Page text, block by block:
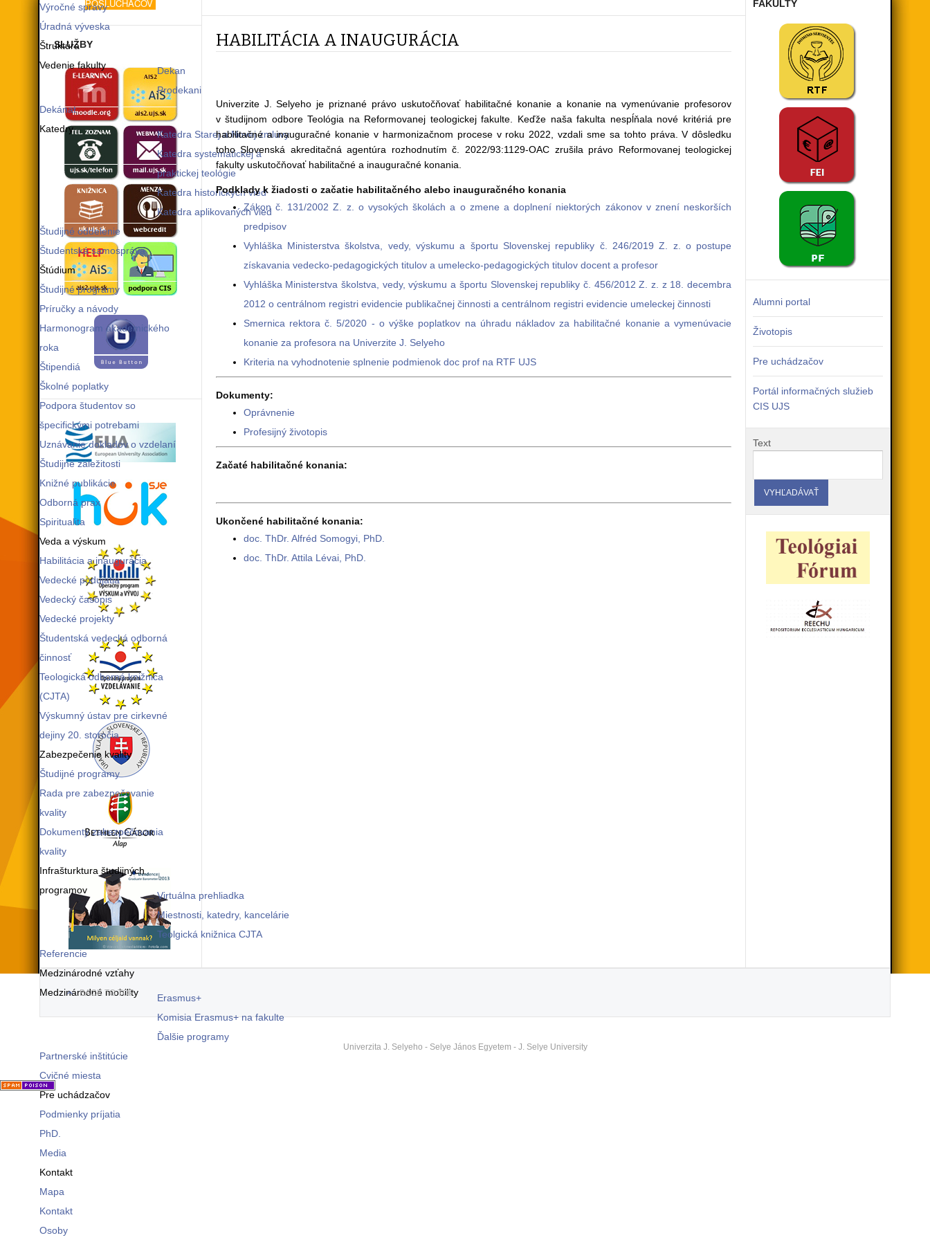
Výročné správy
Úradná výveska
Štruktúra
Vedenie fakulty
Dekan
Prodekani
Dekánat
Katedry
Katedra Starej a Novej zmluvy
Katedra systematickej a
praktickej teológie
Katedra historických vied
Katedra aplikovaných vied
Študijné oddelenie
Študentská samospráva
Štúdium
Študijné programy
Príručky a návody
Harmonogram akademického
roka
Štipendiá
Školné poplatky
Podpora študentov so
špecifickými potrebami
Uznávanie dokladov o vzdelaní
Študijné záležitosti
Knižné publikácie
Odborná prax
Spiritualita
Veda a výskum
Habilitácia a inaugurácia
Vedecké podujatia
Vedecký časopis
Vedecké projekty
Študentská vedecká odborná
činnosť
Teologická odborná knižnica
(CJTA)
Výskumný ústav pre cirkevné
dejiny 20. storočia
Zabezpečenie kvality
Študijné programy
Rada pre zabezpečovanie
kvality
Dokumenty zabezpečovania
kvality
Infrašturktura študijných
programov
Virtuálna prehliadka
Miestnosti, katedry, kancelárie
Teolgická knižnica CJTA
Referencie
Medzinárodné vzťahy
Medzinárodné mobility
Erasmus+
Komisia Erasmus+ na fakulte
Ďalšie programy
Partnerské inštitúcie
Cvičné miesta
Pre uchádzačov
Podmienky príjatia
PhD.
Media
Kontakt
Mapa
Kontakt
Osoby
HABILITÁCIA A INAUGURÁCIA
Univerzite J. Selyeho je priznané právo uskutočňovať habilitačné konanie a konanie na vymenúvanie profesorov
v študijnom odbore Teológia na Reformovanej teologickej fakulte. Keďže naša fakulta nespĺňala nové kritériá pre
habilitačné a inauguračné konanie v harmonizačnom procese v roku 2022, vzdali sme sa tohto práva. V dôsledku
toho Slovenská akreditačná agentúra rozhodnutím č. 2022/93:1129-OAC zrušila právo Reformovanej teologickej
fakulty uskutočňovať habilitačné a inauguračné konania.
Podklady k žiadosti o začatie habilitačného alebo inauguračného konania
Zákon č. 131/2002 Z. z. o vysokých školách a o zmene a doplnení niektorých zákonov v znení neskorších
predpisov
Vyhláška Ministerstva školstva, vedy, výskumu a športu Slovenskej republiky č. 246/2019 Z. z. o postupe
získavania vedecko-pedagogických titulov a umelecko-pedagogických titulov docent a profesor
Vyhláška Ministerstva školstva, vedy, výskumu a športu Slovenskej republiky č. 456/2012 Z. z. z 18. decembra
2012 o centrálnom registri evidencie publikačnej činnosti a centrálnom registri evidencie umeleckej činnosti
Smernica rektora č. 5/2020 - o výške poplatkov na úhradu nákladov za habilitačné konanie a vymenúvacie
konanie za profesora na Univerzite J. Selyeho
Kriteria na vyhodnotenie splnenie podmienok doc prof na RTF UJS
Dokumenty:
Oprávnenie
Profesijný životopis
Začaté habilitačné konania:
Ukončené habilitačné konania:
doc. ThDr. Alfréd Somogyi, PhD.
doc. ThDr. Attila Lévai, PhD.
FAKULTY
Alumni portal
Životopis
Pre uchádzačov
Portál informačných služieb
CIS UJS
Text
POSLUCHÁČOV
SLUŽBY
BACK TO TOP
Univerzita J. Selyeho - Selye János Egyetem - J. Selye University